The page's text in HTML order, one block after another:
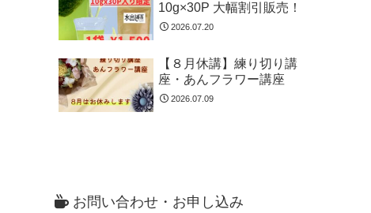
10g×30P 大幅割引販売！
2026.07.20
【８月休講】練り切り講
座・あんフラワー講座
2026.07.09
お問い合わせ・お申し込み